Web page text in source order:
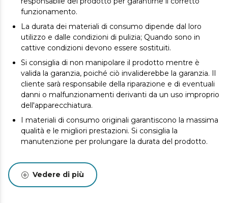
funzionamento.
La durata dei materiali di consumo dipende dal loro
utilizzo e dalle condizioni di pulizia; Quando sono in
cattive condizioni devono essere sostituiti.
Si consiglia di non manipolare il prodotto mentre è
valida la garanzia, poiché ciò invaliderebbe la garanzia. Il
cliente sarà responsabile della riparazione e di eventuali
danni o malfunzionamenti derivanti da un uso improprio
dell'apparecchiatura.
I materiali di consumo originali garantiscono la massima
qualità e le migliori prestazioni. Si consiglia la
manutenzione per prolungare la durata del prodotto.
Vedere di più